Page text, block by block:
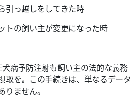
引っ越しをしてきた時
トの飼い主が変更になった時
病予防注射も飼い主の法的な義務
取を。この手続きは、単なるデータ
りません。